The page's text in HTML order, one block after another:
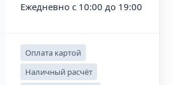
Ежедневно с 10:00 до 19:00
Оплата картой
Наличный расчёт